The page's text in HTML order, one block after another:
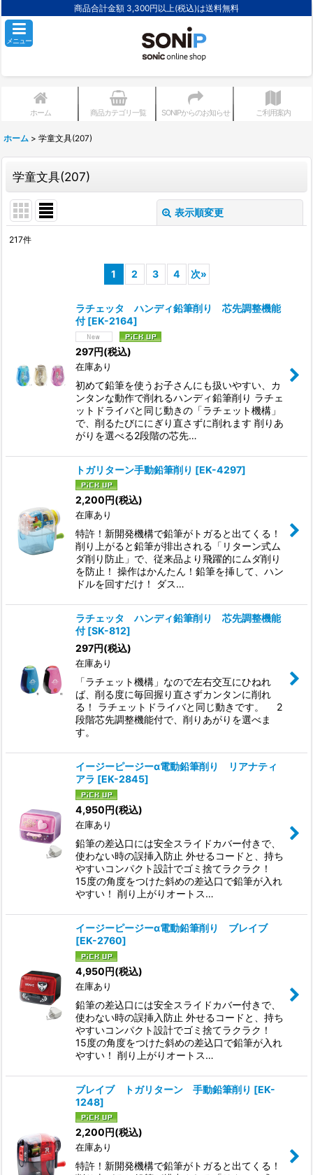
商品合計金額 3,300円以上(税込)は送料無料
メニュー
ホーム 商品カテゴリ一覧 SONIPからのお知らせ ご利用案内
ホーム > 学童文具(207)
学童文具(207)
表示順変更
217件
1 2 3 4 次»
ラチェッタ ハンディ鉛筆削り 芯先調整機能
付 [EK-2164]
297円(税込)
在庫あり
初めて鉛筆を使うお子さんにも扱いやすい、カ
ンタンな動作で削れるハンディ鉛筆削り ラチェ
ットドライバと同じ動きの「ラチェット機構」
で、削るたびににぎり直さずに削れます 削りあ
がりを選べる2段階の芯先…
トガリターン手動鉛筆削り [EK-4297]
2,200円(税込)
在庫あり
特許！新開発機構で鉛筆がトガると出てくる！
削り上がると鉛筆が排出される「リターン式ム
ダ削り防止」で、従来品より飛躍的にムダ削り
を防止！ 操作はかんたん！鉛筆を挿して、ハン
ドルを回すだけ！ ダス…
ラチェッタ ハンディ鉛筆削り 芯先調整機能
付 [SK-812]
297円(税込)
在庫あり
「ラチェット機構」なので左右交互にひねれ
ば、削る度に毎回握り直さずカンタンに削れ
る！ ラチェットドライバと同じ動きです。 2
段階芯先調整機能付で、削りあがりを選べま
す。
イージーピージーα電動鉛筆削り リアナティ
アラ [EK-2845]
4,950円(税込)
在庫あり
鉛筆の差込口には安全スライドカバー付きで、
使わない時の誤挿入防止 外せるコードと、持ち
やすいコンパクト設計でゴミ捨てラクラク！
15度の角度をつけた斜めの差込口で鉛筆が入れ
やすい！ 削り上がりオートス…
イージーピージーα電動鉛筆削り ブレイブ
[EK-2760]
4,950円(税込)
在庫あり
鉛筆の差込口には安全スライドカバー付きで、
使わない時の誤挿入防止 外せるコードと、持ち
やすいコンパクト設計でゴミ捨てラクラク！
15度の角度をつけた斜めの差込口で鉛筆が入れ
やすい！ 削り上がりオートス…
ブレイブ トガリターン 手動鉛筆削り [EK-
1248]
2,200円(税込)
在庫あり
特許！新開発機構で鉛筆がトガると出てくる！